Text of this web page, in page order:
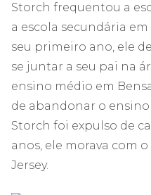
Storch frequentou a
a escola secundária
seu primeiro ano, ele
se juntar a seu pai na
ensino médio em
de abandonar o
Storch foi expulso de
anos, ele morava com
Jersey.